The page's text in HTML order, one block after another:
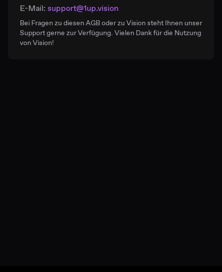
E-Mail: support@1up.vision
Bei Fragen zu diesen AGB oder zu Vision steht Ihnen unser
Support gerne zur Verfügung. Vielen Dank für die Nutzung
von Vision!